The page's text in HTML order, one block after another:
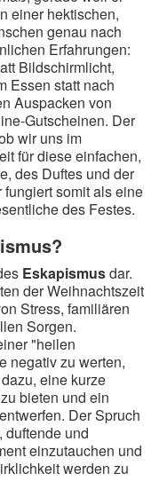
einer hektischen,
genau nach
Erfahrungen:
Bildschirmlicht,
Essen statt nach
Auspacken von
Gutscheinen. Der
wir uns im
für diese einfachen,
des Duftes und der
somit als eine
des Festes.
Eskapismusdar.
der Weihnachtszeit
Stress, familiären
Sorgen.
"heilen
negativ zu werten,
eine kurze
bieten und ein
Der Spruch
duftende und
einzutauchen und
werden zu